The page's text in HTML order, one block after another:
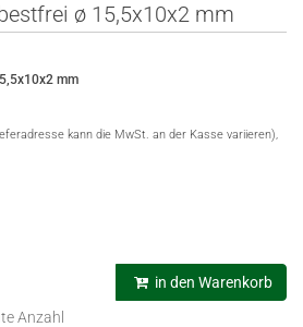
ø 15,5x10x2 mm
mm
kann die MwSt. an der Kasse variieren),
in den Warenkorb
Anzahl